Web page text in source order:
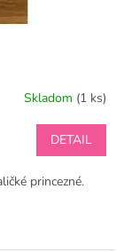
Skladom (1 ks)
DETAIL
princezné.